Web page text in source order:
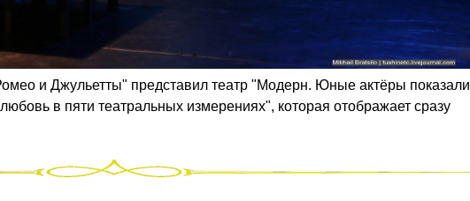
и Джульетты" представил театр "Модерн. Юные актёры показали
в пяти театральных измерениях", которая отображает сразу